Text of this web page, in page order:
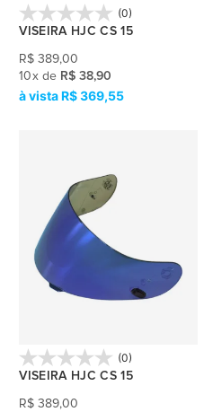
(0)
VISEIRA HJC CS 15
R$ 389,00
10x de R$ 38,90
R$ 369,55
(0)
VISEIRA HJC CS 15
R$ 389,00